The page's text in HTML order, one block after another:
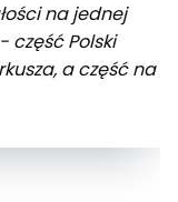
na jednej
część Polski
a część na